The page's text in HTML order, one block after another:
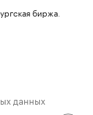
биржа
данных